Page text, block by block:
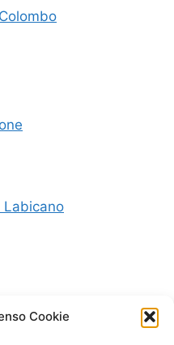
Cookie
Labicano